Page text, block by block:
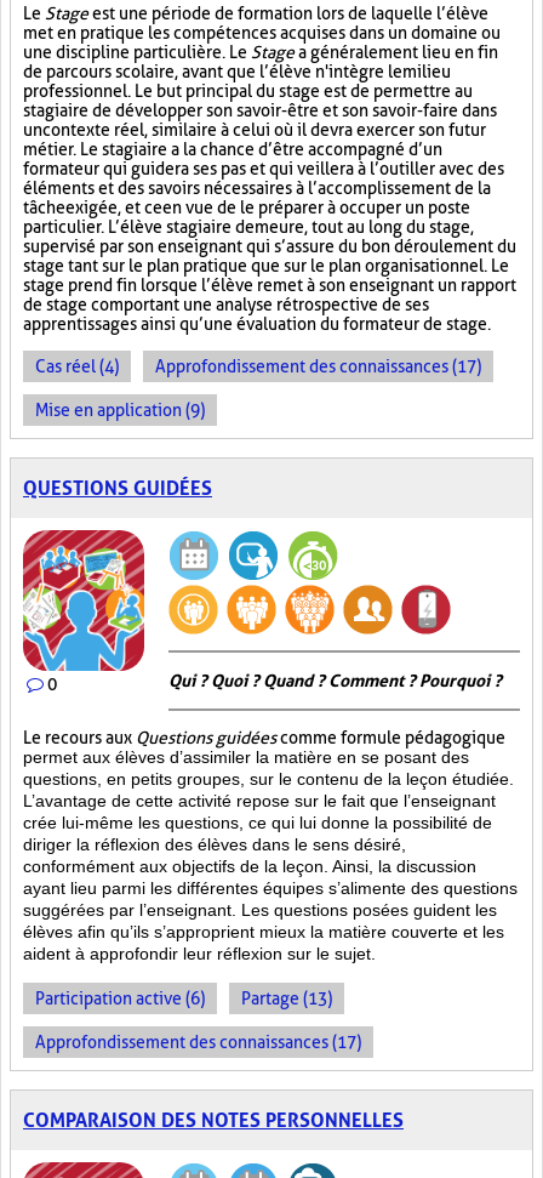
Le Stageest une période de formation lors de laquelle l’élève
met en pratique les compétences acquises dans un domaine ou
une discipline particulière. Le Stagea généralement lieu en fin
de parcours scolaire, avant que l’élève n'intègre le milieu
professionnel. Le but principal du stage est de permettre au
stagiaire de développer son savoir-être et son savoir-faire dans
un contexte réel, similaire à celui où il devra exercer son futur
métier. Le stagiaire a la chance d’être accompagné d’un
formateur qui guidera ses pas et qui veillera à l’outiller avec des
éléments et des savoirs nécessaires à l’accomplissement de la
tâche exigée, et ce en vue de le préparer à occuper un poste
particulier. L’élève stagiaire demeure, tout au long du stage,
supervisé par son enseignant qui s’assure du bon déroulement du
stage tant sur le plan pratique que sur le plan organisationnel. Le
stage prend fin lorsque l’élève remet à son enseignant un rapport
de stage comportant une analyse rétrospective de ses
apprentissages ainsi qu’une évaluation du formateur de stage.
Cas réel (4) Approfondissement des connaissances (17)
Mise en application (9)
QUESTIONS GUIDÉES
0 Qui ? Quoi ? Quand ? Comment ? Pourquoi ?
Le recours aux Questions guidéescomme formule pédagogique
permet aux élèves d’assimiler la matière en se posant des
questions, en petits groupes, sur le contenu de la leçon étudiée.
L’avantage de cette activité repose sur le fait que l’enseignant
crée lui-même les questions, ce qui lui donne la possibilité de
diriger la réflexion des élèves dans le sens désiré,
conformément aux objectifs de la leçon. Ainsi, la discussion
ayant lieu parmi les différentes équipes s’alimente des questions
suggérées par l’enseignant. Les questions posées guident les
élèves afin qu’ils s’approprient mieux la matière couverte et les
aident à approfondir leur réflexion sur le sujet.
Participation active (6) Partage (13)
Approfondissement des connaissances (17)
COMPARAISON DES NOTES PERSONNELLES